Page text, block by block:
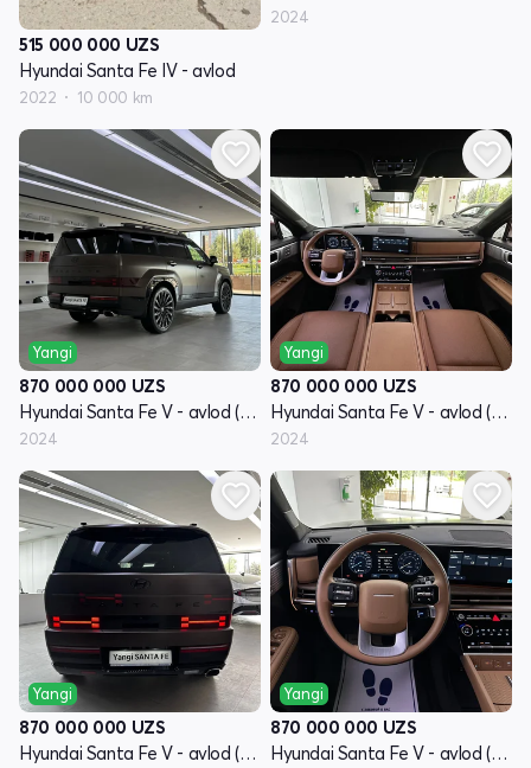
515 000 000 UZS
Hyundai Santa Fe IV - avlod
2022 10 000 km
2024
Yangi
870 000 000 UZS
Hyundai Santa Fe V - avlod (MX5)
2024
Yangi
870 000 000 UZS
Hyundai Santa Fe V - avlod (MX5)
2024
Yangi
870 000 000 UZS
Hyundai Santa Fe V - avlod (MX5)
Yangi
870 000 000 UZS
Hyundai Santa Fe V - avlod (MX5)